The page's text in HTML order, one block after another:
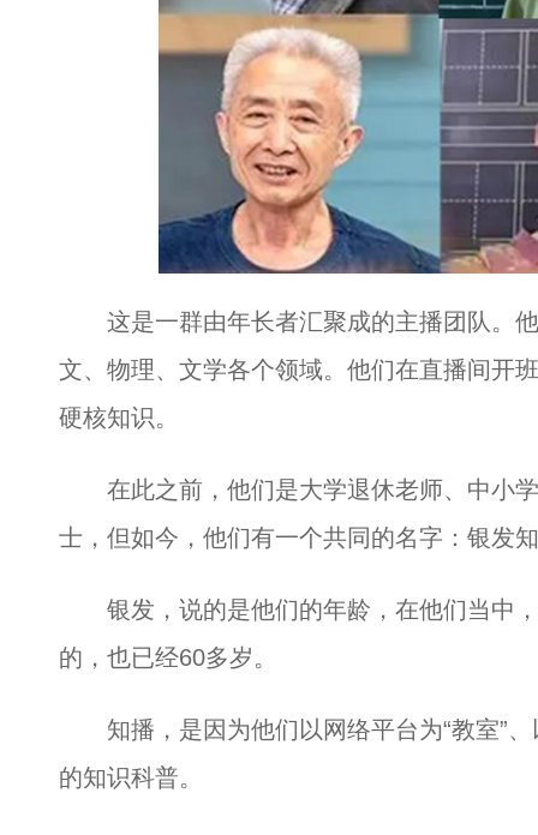
这是一群由年长者汇聚成的主播团队。他
文、物理、文学各个领域。他们在直播间开
硬核知识。
在此之前，他们是大学退休老师、中小学
士，但如今，他们有一个共同的名字：银发
银发，说的是他们的年龄，在他们当中，
的，也已经60多岁。
知播，是因为他们以网络平台为“教室”、
的知识科普。